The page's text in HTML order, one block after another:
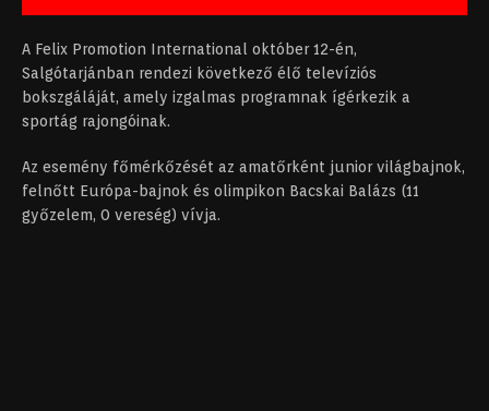
A Felix Promotion International október 12-én,
Salgótarjánban rendezi következő élő televíziós
bokszgáláját, amely izgalmas programnak ígérkezik a
sportág rajongóinak.
Az esemény főmérkőzését az amatőrként junior világbajnok,
felnőtt Európa-bajnok és olimpikon Bacskai Balázs (11
győzelem, 0 vereség) vívja.